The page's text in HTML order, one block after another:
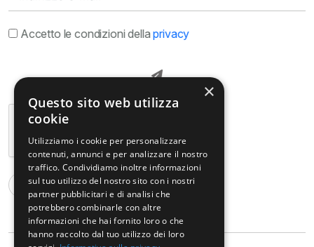
Accetto le condizioni dellaprivacy
×
Questo sito web utilizza
cookie
Utilizziamo i cookie per personalizzare
contenuti, annunci e per analizzare il nostro
traffico. Condividiamo inoltre informazioni
sul tuo utilizzo del nostro sito con i nostri
partner pubblicitari e di analisi che
potrebbero combinarle con altre
informazioni che hai fornito loro o che
hanno raccolto dal tuo utilizzo dei loro